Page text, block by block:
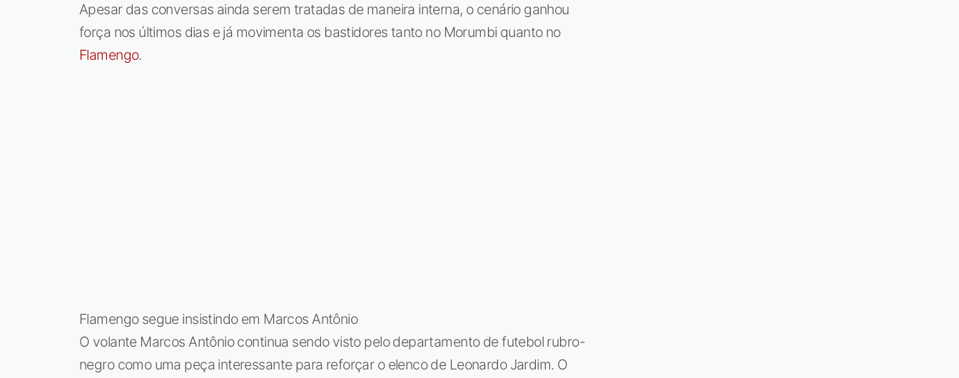
Apesar das conversas ainda serem tratadas de maneira interna, o cenário ganhou
força nos últimos dias e já movimenta os bastidores tanto no Morumbi quanto no
Flamengo.
Flamengo segue insistindo em Marcos Antônio
O volante Marcos Antônio continua sendo visto pelo departamento de futebol rubro-
negro como uma peça interessante para reforçar o elenco de Leonardo Jardim. O